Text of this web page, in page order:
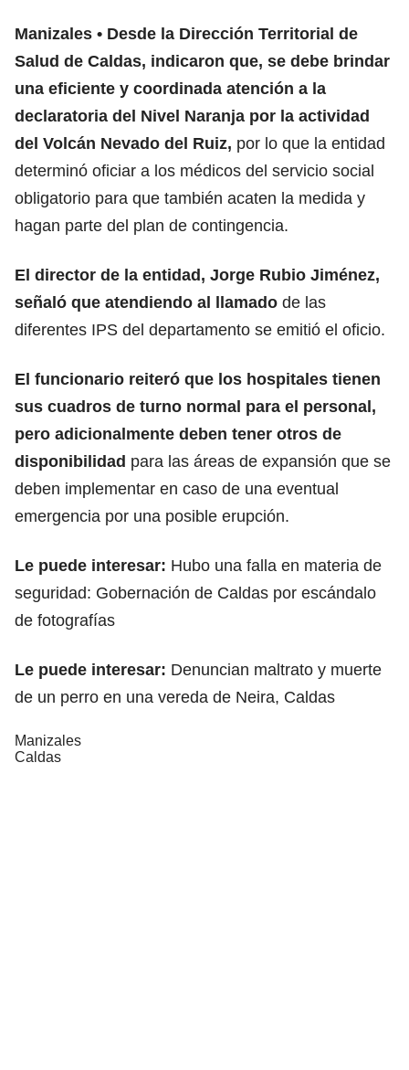
Manizales
Desde la Dirección Territorial de
Salud de Caldas, indicaron que, se debe brindar
una eficiente y coordinada atención a la
declaratoria del Nivel Naranja por la actividad
del Volcán Nevado del Ruiz, por lo que la entidad
determinó oficiar a los médicos del servicio social
obligatorio para que también acaten la medida y
hagan parte del plan de contingencia.
El director de la entidad, Jorge Rubio Jiménez,
señaló que atendiendo al llamado de las
diferentes IPS del departamento se emitió el oficio.
El funcionario reiteró que los hospitales tienen
sus cuadros de turno normal para el personal,
pero adicionalmente deben tener otros de
disponibilidad para las áreas de expansión que se
deben implementar en caso de una eventual
emergencia por una posible erupción.
Le puede interesar: Hubo una falla en materia de
seguridad: Gobernación de Caldas por escándalo
de fotografías
Le puede interesar: Denuncian maltrato y muerte
de un perro en una vereda de Neira, Caldas
Manizales
Caldas